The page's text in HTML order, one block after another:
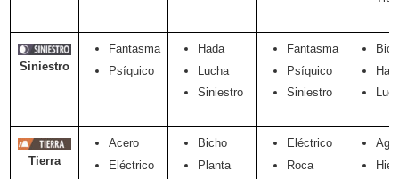
Siniestro
Fantasma
Psíquico
Hada
Lucha
Siniestro
Fantasma
Psíquico
Siniestro
Tierra
Acero
Eléctrico
Bicho
Planta
Eléctrico
Roca